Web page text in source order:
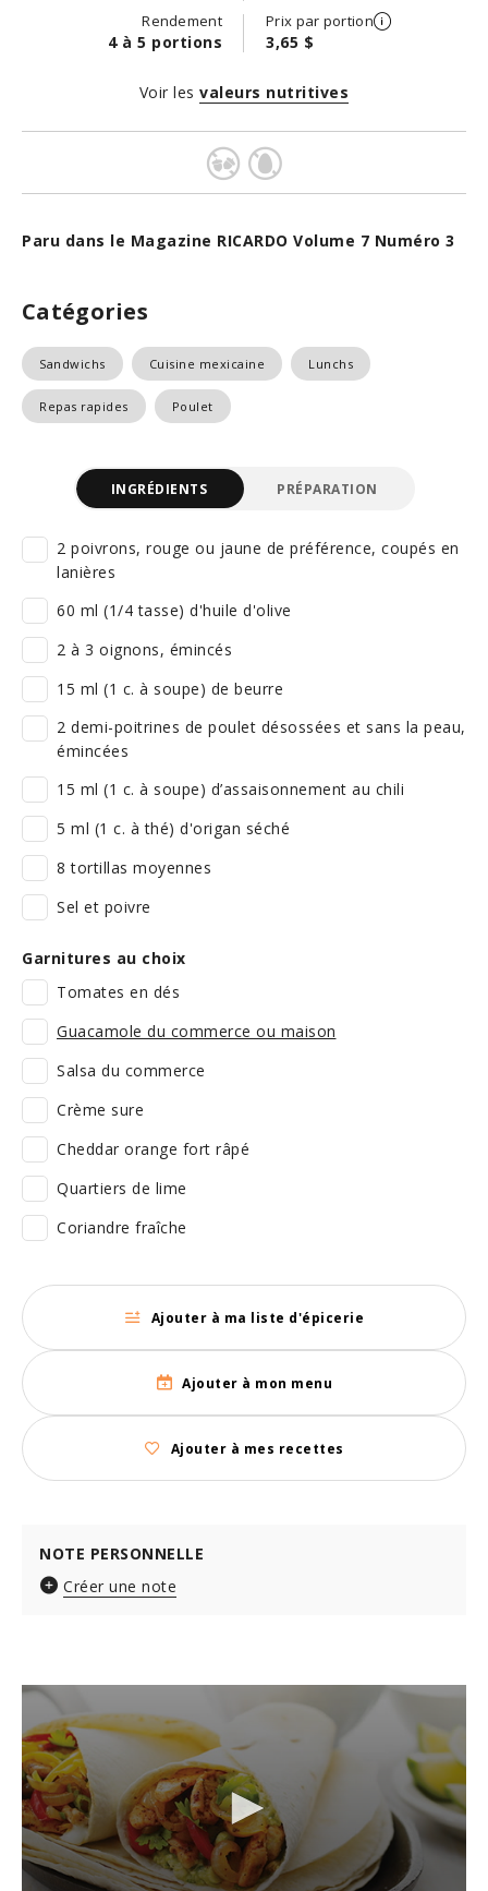
Rendement
4 à 5 portions
Prix par portion
3,65 $
Paru dans le Magazine RICARDO Volume 7 Numéro 3
Voir les valeurs nutritives
Catégories
Sandwichs Cuisine mexicaine Lunchs
Repas rapides Poulet
INGRÉDIENTS PRÉPARATION
2 poivrons, rouge ou jaune de préférence, coupés en
lanières
60 ml (1/4 tasse) d'huile d'olive
2 à 3 oignons, émincés
15 ml (1 c. à soupe) de beurre
2 demi-poitrines de poulet désossées et sans la peau,
émincées
15 ml (1 c. à soupe) d’assaisonnement au chili
5 ml (1 c. à thé) d'origan séché
8 tortillas moyennes
Sel et poivre
Garnitures au choix
Tomates en dés
Guacamole du commerce ou maison
Salsa du commerce
Crème sure
Cheddar orange fort râpé
Quartiers de lime
Coriandre fraîche
Ajouter à ma liste d'épicerie
Ajouter à mon menu
Ajouter à mes recettes
NOTE PERSONNELLE
Créer une note